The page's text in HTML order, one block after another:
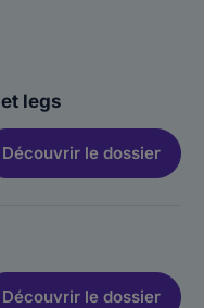
legs
Découvrirle dossier
Découvrirle dossier